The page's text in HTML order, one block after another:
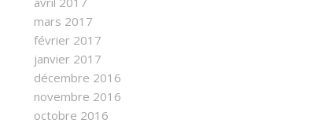
mars 2017
février 2017
janvier 2017
décembre 2016
novembre 2016
octobre 2016